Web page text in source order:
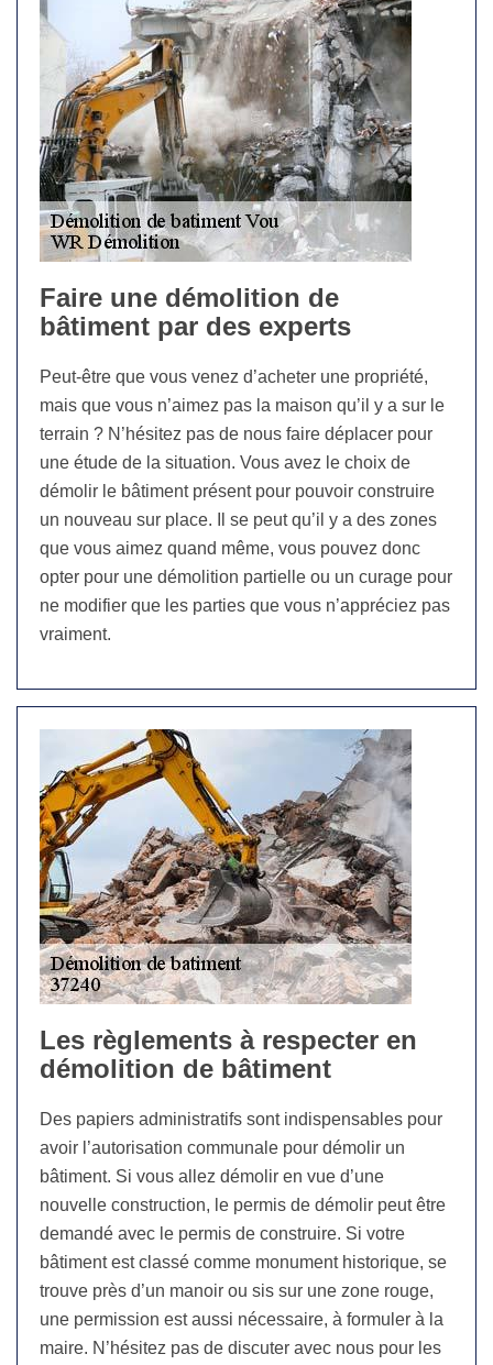
Faire une démolition de
bâtiment par des experts
Peut-être que vous venez d’acheter une propriété,
mais que vous n’aimez pas la maison qu’il y a sur le
terrain ? N’hésitez pas de nous faire déplacer pour
une étude de la situation. Vous avez le choix de
démolir le bâtiment présent pour pouvoir construire
un nouveau sur place. Il se peut qu’il y a des zones
que vous aimez quand même, vous pouvez donc
opter pour une démolition partielle ou un curage pour
ne modifier que les parties que vous n’appréciez pas
vraiment.
Les règlements à respecter en
démolition de bâtiment
Des papiers administratifs sont indispensables pour
avoir l’autorisation communale pour démolir un
bâtiment. Si vous allez démolir en vue d’une
nouvelle construction, le permis de démolir peut être
demandé avec le permis de construire. Si votre
bâtiment est classé comme monument historique, se
trouve près d’un manoir ou sis sur une zone rouge,
une permission est aussi nécessaire, à formuler à la
maire. N’hésitez pas de discuter avec nous pour les